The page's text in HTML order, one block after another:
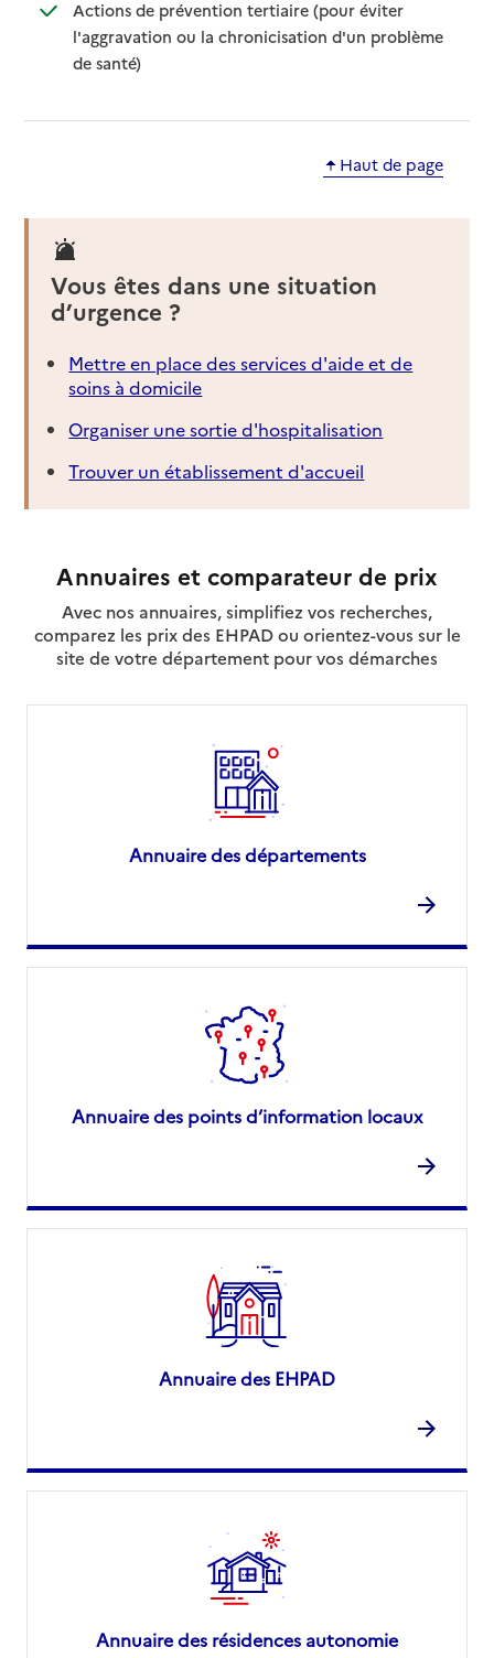
Actions de prévention tertiaire (pour éviter
l'aggravation ou la chronicisation d'un problème
de santé): disponible
: non disponible
Haut de page
Vous êtes dans une situation
d’urgence ?
Mettre en place des services d'aide et de
soins à domicile
Organiser une sortie d'hospitalisation
Trouver un établissement d'accueil
Annuaires et comparateur de prix
Avec nos annuaires, simplifiez vos recherches,
comparez les prix des EHPAD ou orientez-vous sur le
site de votre département pour vos démarches
Annuaire des départements
Annuaire des points d’information locaux
Annuaire des EHPAD
Annuaire des résidences autonomie